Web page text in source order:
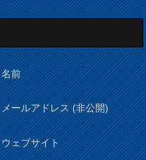
名前
メールアドレス (非公開)
ウェブサイト